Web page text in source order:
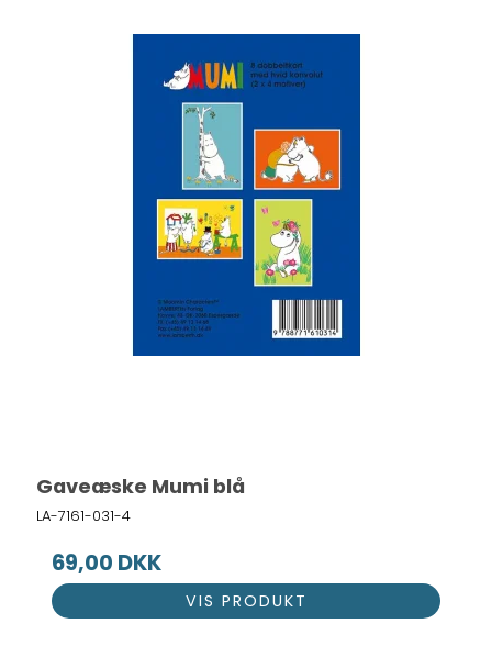
Gaveæske Mumi blå
LA-7161-031-4
69,00 DKK
VIS PRODUKT